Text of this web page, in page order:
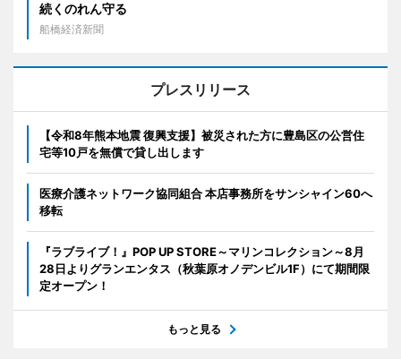
続くのれん守る
船橋経済新聞
プレスリリース
【令和8年熊本地震 復興支援】被災された方に豊島区の公営住
宅等10戸を無償で貸し出します
医療介護ネットワーク協同組合 本店事務所をサンシャイン60へ
移転
『ラブライブ！』POP UP STORE～マリンコレクション～8月
28日よりグランエンタス（秋葉原オノデンビル1F）にて期間限
定オープン！
もっと見る